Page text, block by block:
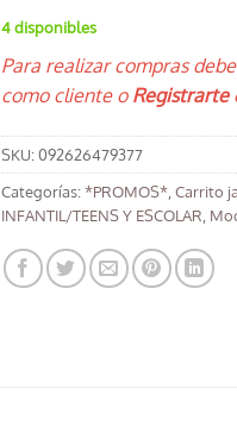
4 disponibles
Para realizar compras
como cliente oRegistrarte
SKU:092626479377
Categorías:*PROMOS* Carrito
INFANTIL/TEENS Y ESCOLAR